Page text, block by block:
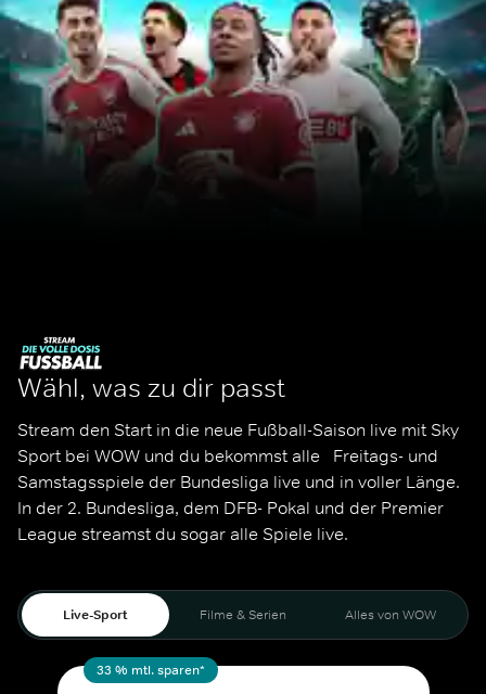
Wähl, was zu dir passt
Stream den Start in die neue Fußball-Saison live mit Sky
Sport bei WOW und du bekommst alle   Freitags- und
Samstagsspiele der Bundesliga live und in voller Länge.
In der 2. Bundesliga, dem DFB- Pokal und der Premier
League streamst du sogar alle Spiele live.
Live-Sport Filme & Serien Alles von WOW
33 % mtl. sparen*